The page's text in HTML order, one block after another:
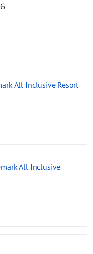
All Inclusive Resort
All Inclusive